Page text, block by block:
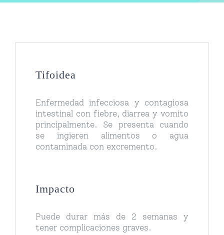
Tifoidea
Enfermedad infecciosa y contagiosa
intestinal con fiebre, diarrea y vomito
principalmente. Se presenta cuando
se ingieren alimentos o agua
contaminada con excremento.
Impacto
Puede durar más de 2 semanas y
tener complicaciones graves.